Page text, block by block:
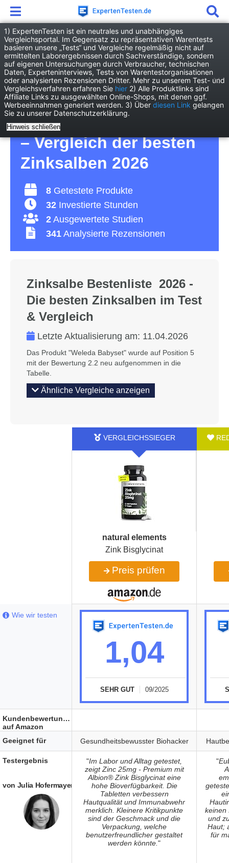
Drogerie Gesundheit Zinksalbe
Zinksalbe Test – so
behandeln Sie
Entzündungen effektiv
– Vergleich der besten
Zinksalben 2026
8 Getestete Produkte
32 Investierte Stunden
2 Ausgewertete Studien
341 Analysierte Rezensionen
Zinksalbe Bestenliste 2026 -
Die besten Zinksalben im Test
& Vergleich
Letzte Aktualisierung am: 11.04.2026
Das Produkt "Weleda Babyset" wurde auf Position 5
mit der Bewertung 2.2 neu aufgenommen in die
Tabelle.
Ähnliche Vergleiche anzeigen
natural elements
Zink Bisglycinat
Preis prüfen
1,04
SEHR GUT 09/2025
Gesundheitsbewusster Biohacker
"Im Labor und Alltag getestet,
zeigt Zinc 25mg - Premium mit
Albion® Zink Bisglycinat eine
hohe Bioverfügbarkeit. Die
Tabletten verbessern
Hautqualität und Immunabwehr
merklich. Kleinere Kritikpunkte
sind der Geschmack und die
Verpackung, welche
benutzerfreundlicher gestaltet
werden könnte."
"
keinen
und
Haut;
für
Wie wir testen
Kundenbewertungen
auf Amazon
Geeignet für
Testergebnis
von Julia Hofermayer
1) ExpertenTesten ist ein neutrales und unabhängiges
Vergleichsportal. Im Gegensatz zu repräsentativen Warentests
basieren unsere „Tests“ und Vergleiche regelmäßig nicht auf
ermittelten Laborergebnissen durch Sachverständige, sondern
auf eigenen Untersuchungen durch Verbraucher, technischen
Daten, Experteninterviews, Tests von Warentestorganisationen
oder analysierten Rezensionen Dritter. Mehr zu unserem Test- und
Vergleichsverfahren erfahren Sie hier 2) Alle Produktlinks sind
Affiliate Links zu ausgewählten Online-Shops, mit denen ggf.
Werbeeinnahmen generiert werden. 3) Über diesen Link gelangen
Sie zu unserer Datenschutzerklärung.
Hinweis schließen